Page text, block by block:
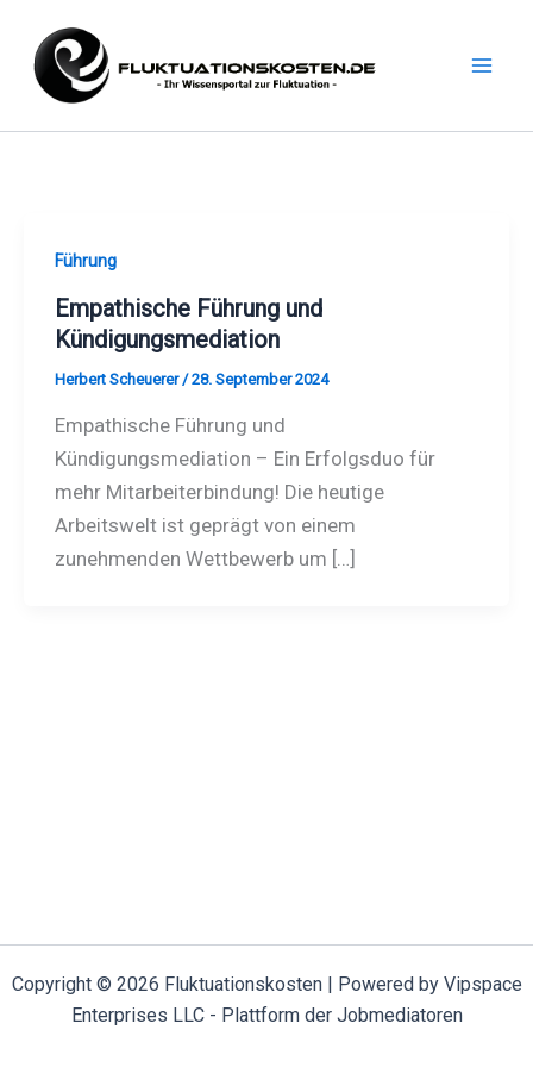
Inhalt
springen
Führung
Empathische Führung und
Kündigungsmediation
Herbert Scheuerer /28. September 2024
Empathische Führung und
Kündigungsmediation – Ein Erfolgsduo für
mehr Mitarbeiterbindung! Die heutige
Arbeitswelt ist geprägt von einem
zunehmenden Wettbewerb um […]
Copyright © 2026 Fluktuationskosten | Powered by Vipspace
Enterprises LLC - Plattform der Jobmediatoren